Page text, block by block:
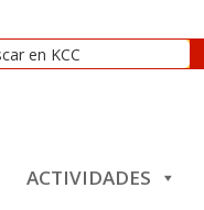
ACTIVIDADES